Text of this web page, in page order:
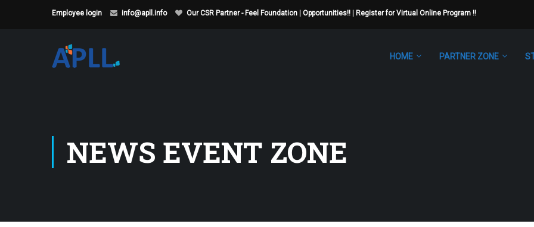
Employee login info@apll.info Our CSR Partner - Feel Foundation Opportunities!! Register for Virtual Online Program !!
HOME PARTNER ZONE
NEWS EVENT ZONE